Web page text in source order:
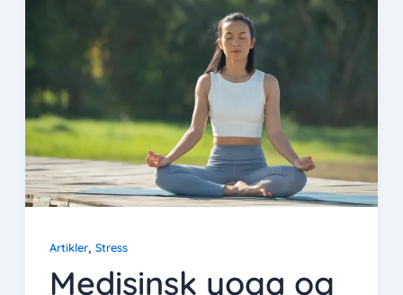
Artikler, Stress
Medisinsk yoga og